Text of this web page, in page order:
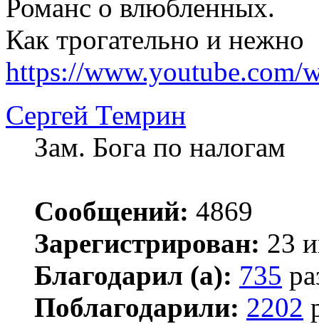
Романс о влюбленных.
Как трогательно и нежно
https://www.youtube.com/
Сергей Темрин
Зам. Бога по налогам
Сообщений: 4869
Зарегистрирован: 23
Благодарил (а): 735
Поблагодарили: 2202